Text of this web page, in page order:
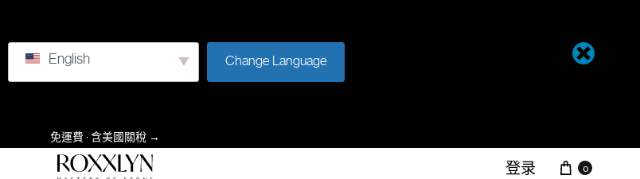
English Change Language
免運費 · 含美國關稅 →
登录 0